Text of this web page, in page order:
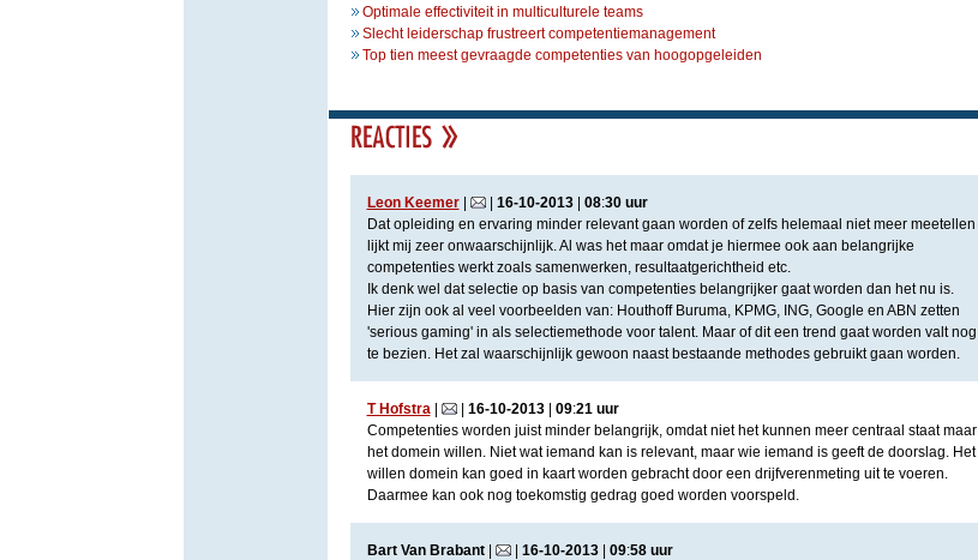
Optimale effectiviteit in multiculturele teams
Slecht leiderschap frustreert competentiemanagement
Top tien meest gevraagde competenties van hoogopgeleiden
Leon Keemer| | 16-10-2013| 08:30 uur
Dat opleiding en ervaring minder relevant gaan worden of zelfs helemaal niet meer meetellen
lijkt mij zeer onwaarschijnlijk. Al was het maar omdat je hiermee ook aan belangrijke
competenties werkt zoals samenwerken, resultaatgerichtheid etc.
Ik denk wel dat selectie op basis van competenties belangrijker gaat worden dan het nu is.
Hier zijn ook al veel voorbeelden van: Houthoff Buruma, KPMG, ING, Google en ABN zetten
'serious gaming' in als selectiemethode voor talent. Maar of dit een trend gaat worden valt nog
te bezien. Het zal waarschijnlijk gewoon naast bestaande methodes gebruikt gaan worden.
T Hofstra| | 16-10-2013| 09:21 uur
Competenties worden juist minder belangrijk, omdat niet het kunnen meer centraal staat maar
het domein willen. Niet wat iemand kan is relevant, maar wie iemand is geeft de doorslag. Het
willen domein kan goed in kaart worden gebracht door een drijfverenmeting uit te voeren.
Daarmee kan ook nog toekomstig gedrag goed worden voorspeld.
Bart Van Brabant| | 16-10-2013| 09:58 uur